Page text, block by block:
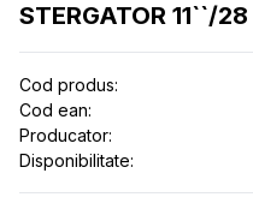
STERGATOR 11``/
Cod produs:
Cod ean:
Producator:
Disponibilitate: